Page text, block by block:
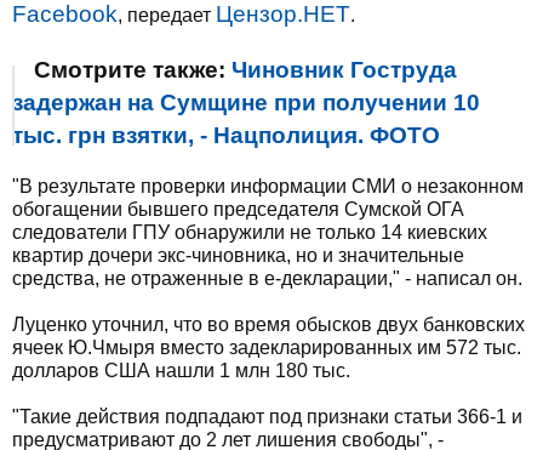
Facebook, передает Цензор.НЕТ.
Смотрите также: Чиновник Гоструда
задержан на Сумщине при получении 10
тыс. грн взятки, - Нацполиция. ФОТО
"В результате проверки информации СМИ о незаконном
обогащении бывшего председателя Сумской ОГА
следователи ГПУ обнаружили не только 14 киевских
квартир дочери экс-чиновника, но и значительные
средства, не отраженные в е-декларации," - написал он.
Луценко уточнил, что во время обысков двух банковских
ячеек Ю.Чмыря вместо задекларированных им 572 тыс.
долларов США нашли 1 млн 180 тыс.
"Такие действия подпадают под признаки статьи 366-1 и
предусматривают до 2 лет лишения свободы", -